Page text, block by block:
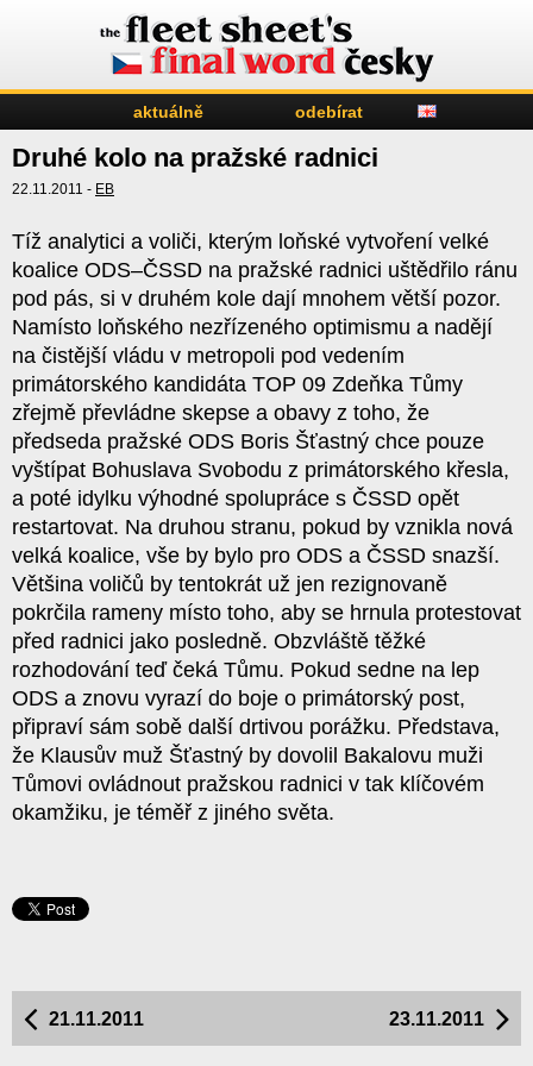
aktuálně odebírat
Druhé kolo na pražské radnici
22.11.2011 - EB
Tíž analytici a voliči, kterým loňské vytvoření velké
koalice ODS–ČSSD na pražské radnici uštědřilo ránu
pod pás, si v druhém kole dají mnohem větší pozor.
Namísto loňského nezřízeného optimismu a nadějí
na čistější vládu v metropoli pod vedením
primátorského kandidáta TOP 09 Zdeňka Tůmy
zřejmě převládne skepse a obavy z toho, že
předseda pražské ODS Boris Šťastný chce pouze
vyštípat Bohuslava Svobodu z primátorského křesla,
a poté idylku výhodné spolupráce s ČSSD opět
restartovat. Na druhou stranu, pokud by vznikla nová
velká koalice, vše by bylo pro ODS a ČSSD snazší.
Většina voličů by tentokrát už jen rezignovaně
pokrčila rameny místo toho, aby se hrnula protestovat
před radnici jako posledně. Obzvláště těžké
rozhodování teď čeká Tůmu. Pokud sedne na lep
ODS a znovu vyrazí do boje o primátorský post,
připraví sám sobě další drtivou porážku. Představa,
že Klausův muž Šťastný by dovolil Bakalovu muži
Tůmovi ovládnout pražskou radnici v tak klíčovém
okamžiku, je téměř z jiného světa.
23.11.2011
21.11.2011